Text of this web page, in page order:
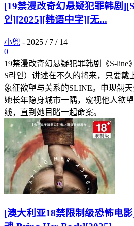
[19禁漫改奇幻悬疑犯罪韩剧
인][2025][韩语中字][无...
小兜 - 2025 / 7 / 14
0
19禁漫改奇幻悬疑犯罪韩剧《S-line
S라인）讲述在不久的将来，只要戴
象征欲望与关系的SLINE。申现翖天
她长年隐身城市一隅，窥视他人欲
线，直到她目睹一起命案。
[澳大利亚18禁限制级恐怖电